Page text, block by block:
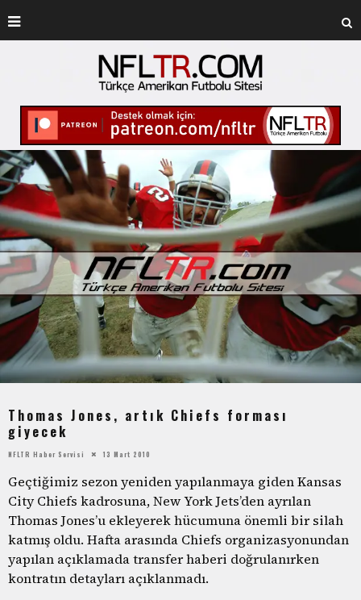
Thomas Jones, artık Chiefs forması
giyecek
NFLTR Haber Servisi 13 Mart 2010
Geçtiğimiz sezon yeniden yapılanmaya giden Kansas
City Chiefs kadrosuna, New York Jets’den ayrılan
Thomas Jones’u ekleyerek hücumuna önemli bir silah
katmış oldu. Hafta arasında Chiefs organizasyonundan
yapılan açıklamada transfer haberi doğrulanırken
kontratın detayları açıklanmadı.